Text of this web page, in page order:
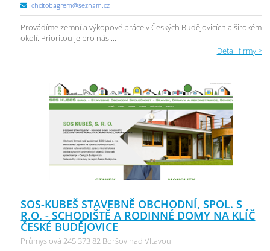
chcitobagrem@seznam.cz
Provádíme zemní a výkopové práce v Českých Budějovicích a širokém
okolí. Prioritou je pro nás ...
Detail firmy >
SOS-KUBEŠ STAVEBNĚ OBCHODNÍ, SPOL. S
R.O. - SCHODIŠTĚ A RODINNÉ DOMY NA KLÍČ
ČESKÉ BUDĚJOVICE
Průmyslová 245 373 82 Boršov nad Vltavou